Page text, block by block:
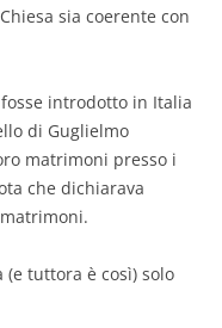
sia coerente con
introdotto in Italia
di Guglielmo
matrimoni presso i
che dichiarava
matrimoni.
tuttora è così) solo